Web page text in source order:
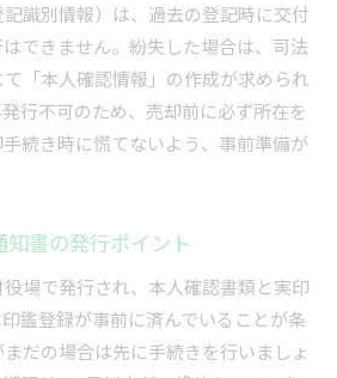
識別情報）は、過去の登記時に交付
できません。紛失した場合は、司法
「本人確認情報」の作成が求められ
行不可のため、売却前に必ず所在を
続き時に慌てないよう、事前準備が
書の発行ポイント
場で発行され、本人確認書類と実印
鑑登録が事前に済んでいることが条
だの場合は先に手続きを行いましょ